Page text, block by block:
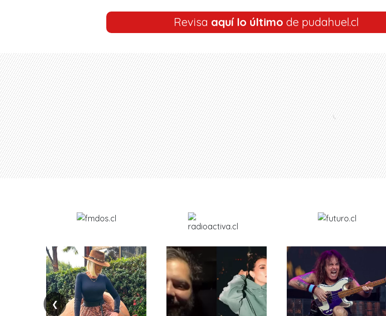
Revisa aquí lo último de pudahuel.cl
❮